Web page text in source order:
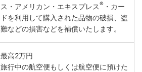
ス・アメリカン・エキスプレス® ・カー
ドを利用して購入された品物の破損、盗
難などの損害などを補償いたします。
最高2万円
旅行中の航空便もしくは航空便に預けた